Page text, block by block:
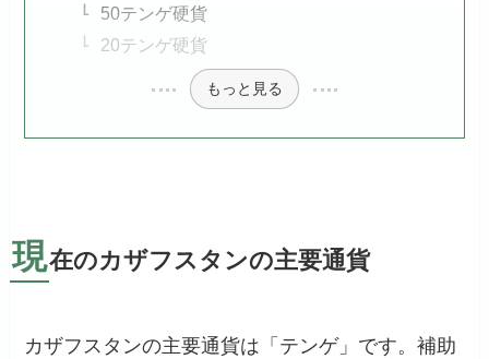
50テンゲ硬貨
20テンゲ硬貨
もっと見る
現在のカザフスタンの主要通貨
カザフスタンの主要通貨は「テンゲ」です。補助